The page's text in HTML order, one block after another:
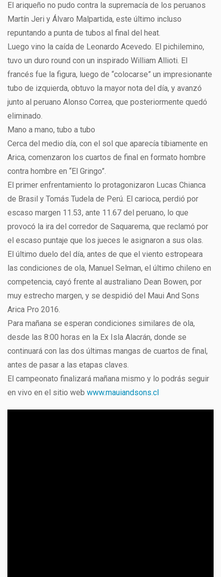
El ariqueño no pudo contra la supremacía de los peruanos
Martín Jeri y Álvaro Malpartida, este último incluso
repuntando a punta de tubos al final del heat.
Luego vino la caída de Leonardo Acevedo. El pichilemino,
tuvo un duro round con un inspirado William Allioti. El
francés fue la figura, luego de “colocarse” un impresionante
tubo de izquierda, obtuvo la mayor nota del día, y avanzó
junto al peruano Alonso Correa, que posteriormente quedó
eliminado.
Mano a mano, tubo a tubo
Cerca del medio día, con el sol que aparecía tibiamente en
Arica, comenzaron los cuartos de final en formato hombre
contra hombre en “El Gringo”.
El primer enfrentamiento lo protagonizaron Lucas Chianca
de Brasil y Tomás Tudela de Perú. El carioca, perdió por
escaso margen 11.53, ante 11.67 del peruano, lo que
provocó la ira del corredor de Saquarema, que reclamó por
el escaso puntaje que los jueces le asignaron a sus olas.
El último duelo del día, antes de que el viento estropeara
las condiciones de ola, Manuel Selman, el último chileno en
competencia, cayó frente al australiano Dean Bowen, por
muy estrecho margen, y se despidió del Maui And Sons
Arica Pro 2016.
Para mañana se esperan condiciones similares de ola,
desde las 8:00 horas en la Ex Isla Alacrán, donde se
continuará con las dos últimas mangas de cuartos de final,
antes de pasar a las etapas claves.
El campeonato finalizará mañana mismo y lo podrás seguir
en vivo en el sitio web www.mauiandsons.cl